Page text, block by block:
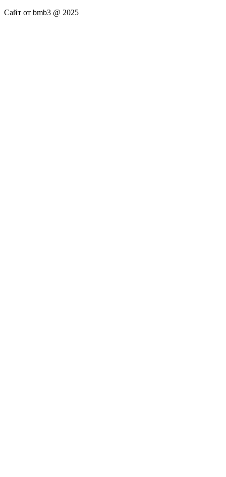
Сайт от bmb3 @ 2025